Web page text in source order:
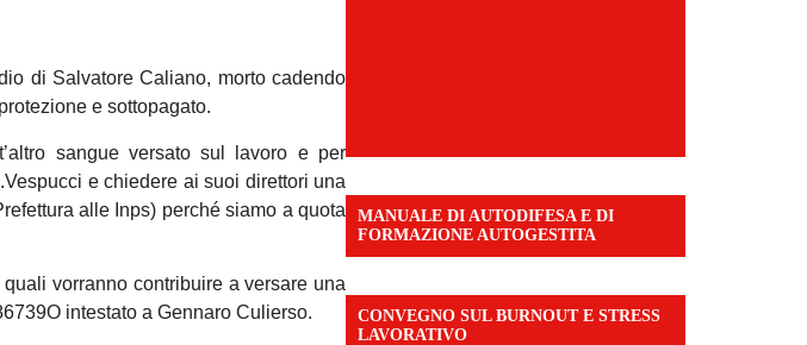
di Salvatore Caliano, morto cadendo
e sottopagato.
sangue versato sul lavoro e per
e chiedere ai suoi direttori una
alle Inps) perché siamo a quota
vorranno contribuire a versare una
intestato a Gennaro Culierso.
MANUALE DI AUTODIFESA E DI
FORMAZIONE AUTOGESTITA
CONVEGNO SUL BURNOUT E STRESS
LAVORATIVO